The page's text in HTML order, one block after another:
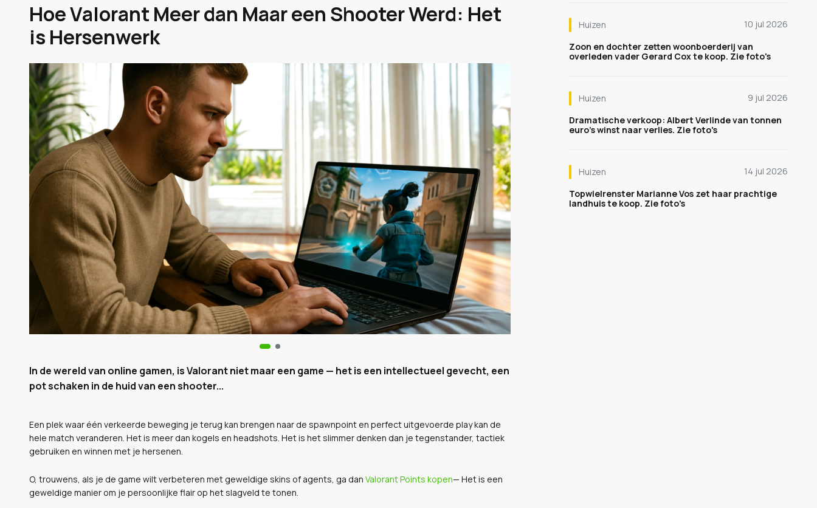
Hoe Valorant Meer dan Maar een Shooter Werd: Het
is Hersenwerk
In de wereld van online gamen, is Valorant niet maar een game — het is een intellectueel gevecht, een
pot schaken in de huid van een shooter...
Een plek waar één verkeerde beweging je terug kan brengen naar de spawnpoint en perfect uitgevoerde play kan de
hele match veranderen. Het is meer dan kogels en headshots. Het is het slimmer denken dan je tegenstander, tactiek
gebruiken en winnen met je hersenen.
O, trouwens, als je de game wilt verbeteren met geweldige skins of agents, ga dan Valorant Points kopen— Het is een
geweldige manier om je persoonlijke flair op het slagveld te tonen.
Huizen
10 jul 2026
Zoon en dochter zetten woonboerderij van
overleden vader Gerard Cox te koop. Zie foto's
Huizen
9 jul 2026
Dramatische verkoop: Albert Verlinde van tonnen
euro's winst naar verlies. Zie foto's
Huizen
14 jul 2026
Topwielrenster Marianne Vos zet haar prachtige
landhuis te koop. Zie foto's